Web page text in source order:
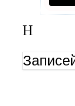
Н